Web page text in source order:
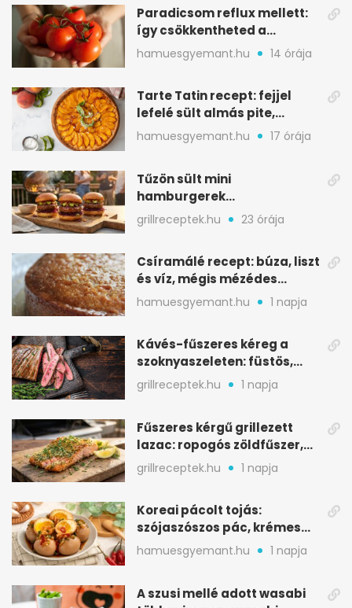
Paradicsom reflux mellett:
így csökkentheted a
gyomorégést
hamuesgyemant.hu 14 órája
Tarte Tatin recept: fejjel
lefelé sült almás pite,
ropogós aljjal
hamuesgyemant.hu 17 órája
Tűzön sült mini
hamburgerek
sobrasadával: csípős-
mézes falatkák
grillreceptek.hu 23 órája
Csíramálé recept: búza, liszt
és víz, mégis mézédes
sütemény
hamuesgyemant.hu 1 napja
Kávés-fűszeres kéreg a
szoknyaszeleten: füstös,
csokoládés mélység
grillreceptek.hu 1 napja
Fűszeres kérgű grillezett
lazac: ropogós zöldfűszer,
szaftos belső
grillreceptek.hu 1 napja
Koreai pácolt tojás:
szójaszószos pác, krémes
sárgája, pár óra alatt
hamuesgyemant.hu 1 napja
A szusi mellé adott wasabi